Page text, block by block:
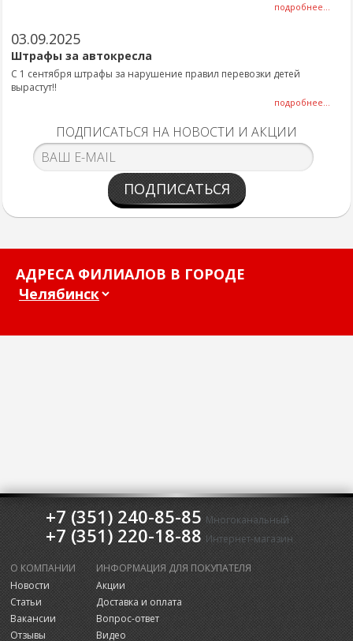
подробнее...
03.09.2025
Штрафы за автокресла
С 1 сентября штрафы за нарушение правил перевозки детей
вырастут!!
подробнее...
ПОДПИСАТЬСЯ НА НОВОСТИ И АКЦИИ
ПОДПИСАТЬСЯ
АДРЕСА ФИЛИАЛОВ В ГОРОДЕ
+7 (351) 240-85-85 Многоканальный
+7 (351) 220-18-88 Интернет-магазин
О КОМПАНИИ
Новости
Статьи
Вакансии
Отзывы
ИНФОРМАЦИЯ ДЛЯ ПОКУПАТЕЛЯ
Акции
Доставка и оплата
Вопрос-ответ
Видео